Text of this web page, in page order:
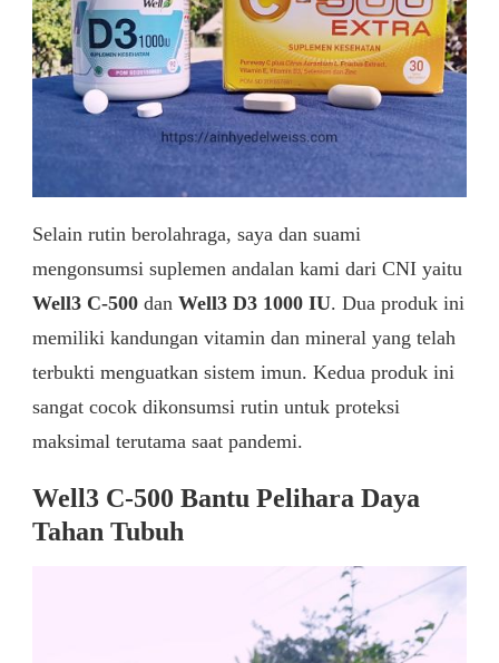
Selain rutin berolahraga, saya dan suami
mengonsumsi suplemen andalan kami dari CNI yaitu
Well3 C-500 dan Well3 D3 1000 IU. Dua produk ini
memiliki kandungan vitamin dan mineral yang telah
terbukti menguatkan sistem imun. Kedua produk ini
sangat cocok dikonsumsi rutin untuk proteksi
maksimal terutama saat pandemi.
Well3 C-500 Bantu Pelihara Daya
Tahan Tubuh